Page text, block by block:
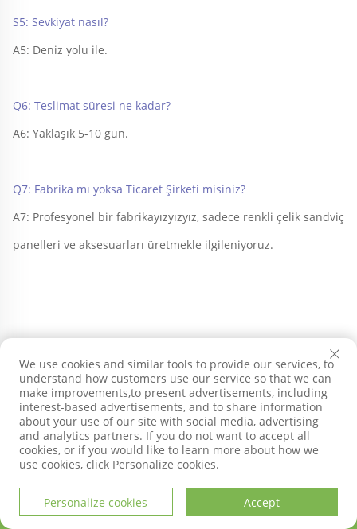
S5: Sevkiyat nasıl?
A5: Deniz yolu ile.
Q6: Teslimat süresi ne kadar?
A6: Yaklaşık 5-10 gün.
Q7: Fabrika mı yoksa Ticaret Şirketi misiniz?
A7: Profesyonel bir fabrikayızyızyız, sadece renkli çelik sandviç
panelleri ve aksesuarları üretmekle ilgileniyoruz.
SDQIGONG
We use cookies and similar tools to provide our services, to
understand how customers use our service so that we can
make improvements,to present advertisements, including
interest-based advertisements, and to share information
about your use of our site with social media, advertising
and analytics partners. If you do not want to accept all
cookies, or if you would like to learn more about how we
use cookies, click Personalize cookies.
Personalize cookies Accept